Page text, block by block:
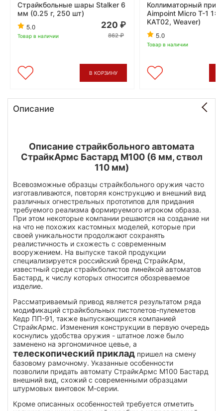
Страйкбольные шары Stalker 6
мм (0.25 г, 250 шт)
5.0
Товар в наличии
220
862
В КОРЗИНУ
Коллиматорный
Aimpoint Micro T-1
KAT02, Weaver)
5.0
Товар в наличии
Описание
Описание страйкбольного автомата
СтрайкАрмс Бастард М100 (6 мм, ствол
110 мм)
Всевозможные образцы страйкбольного оружия часто
изготавливаются, повторяя конструкцию и внешний вид
различных огнестрельных прототипов для придания
требуемого реализма формируемого игроком образа.
При этом некоторые компании решаются на создание ни
на что не похожих кастомных моделей, которые при
своей уникальности продолжают сохранять
реалистичность и схожесть с современным
вооружением. На выпуске такой продукции
специализируется российский бренд СтрайкАрм,
известный среди страйкболистов линейкой автоматов
Бастард, к числу которых относится обозреваемое
изделие.
Рассматриваемый привод является результатом ряда
модификаций страйкбольных пистолетов-пулеметов
Кедр ПП-91, также выпускающихся компанией
СтрайкАрмс. Изменения конструкции в первую очередь
коснулись удобства оружия - штатное ложе было
заменено на эргономичное цевье, а
телескопический приклад пришел на смену
базовому рамочному. Указанные особенности
позволили придать автомату СтрайкАрмс М100 Бастард
внешний вид, схожий с современными образцами
штурмовых винтовок М-серии.
Кроме описанных особенностей требуется отметить